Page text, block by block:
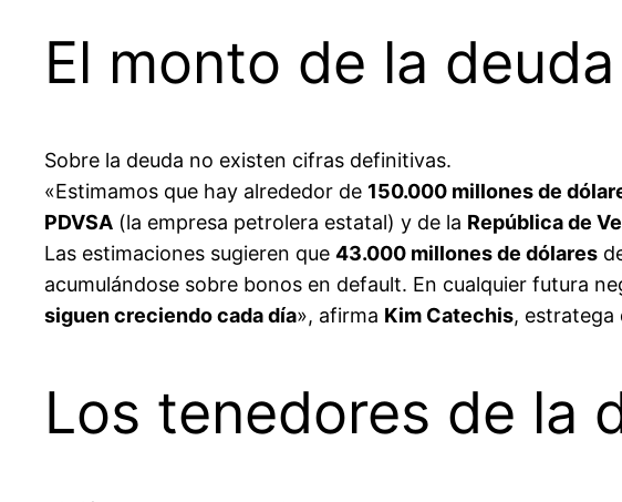
El monto de la deuda
Sobre la deuda no existen cifras definitivas.
«Estimamos que hay alrededor de 150.000 millones de
PDVSA (la empresa petrolera estatal) y de la República de
Las estimaciones sugieren que 43.000 millones de dólares
acumulándose sobre bonos en default. En cualquier futura
siguen creciendo cada día», afirma Kim Catechis, estratega
Los tenedores de la